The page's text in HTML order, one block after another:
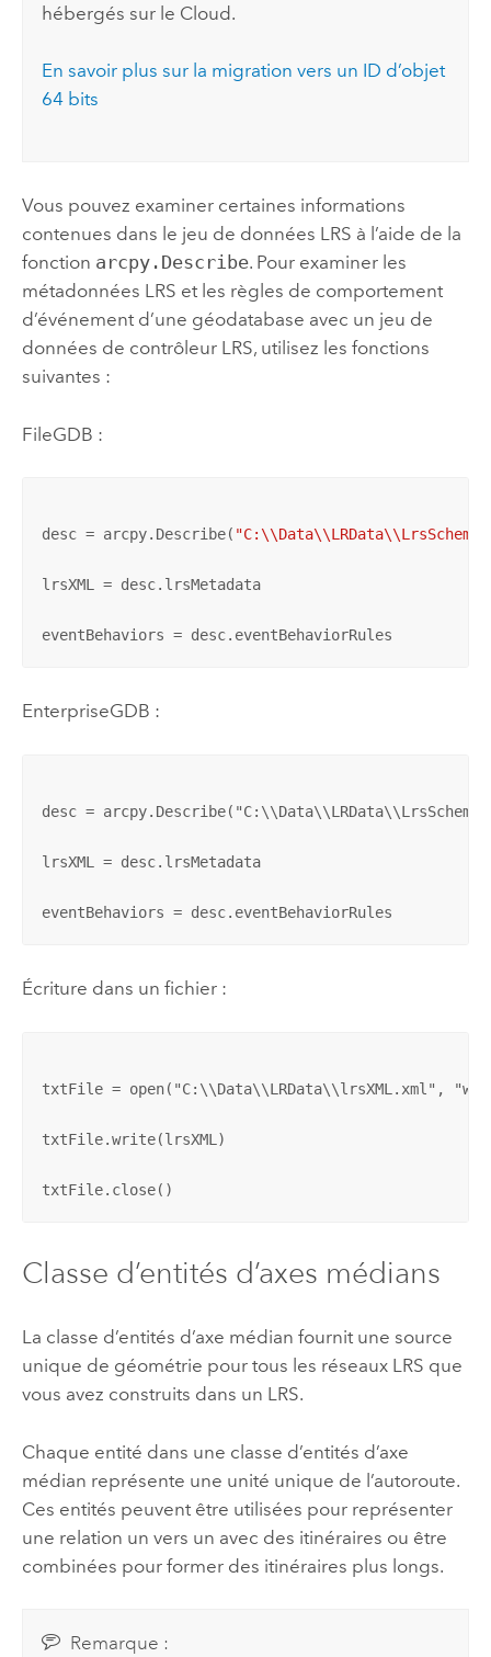
hébergés sur le Cloud.
En savoir plus sur la migration vers un ID d’objet
64 bits
Vous pouvez examiner certaines informations
contenues dans le jeu de données LRS à l’aide de la
fonction arcpy.Describe. Pour examiner les
métadonnées LRS et les règles de comportement
d’événement d’une géodatabase avec un jeu de
données de contrôleur LRS, utilisez les fonctions
suivantes :
FileGDB :
desc = arcpy.Describe(
lrsXML = desc.lrsMetadata
eventBehaviors = desc.eventBehaviorRules
EnterpriseGDB :
desc =
lrsXML = desc.lrsMetadata
eventBehaviors = desc.eventBehaviorRules
Écriture dans un fichier :
txtFile = open("C:\\Data\\LRData\\lrsXML.xml", "w")
txtFile.write(lrsXML)
txtFile.close()
Classe d’entités d’axes médians
La classe d’entités d’axe médian fournit une source
unique de géométrie pour tous les réseaux LRS que
vous avez construits dans un LRS.
Chaque entité dans une classe d’entités d’axe
médian représente une unité unique de l’autoroute.
Ces entités peuvent être utilisées pour représenter
une relation un vers un avec des itinéraires ou être
combinées pour former des itinéraires plus longs.
Remarque :